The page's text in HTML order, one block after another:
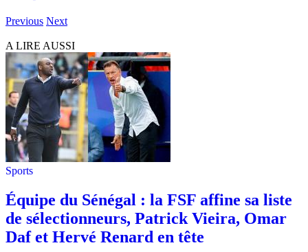
Previous Next
A LIRE AUSSI
Sports
Équipe du Sénégal : la FSF affine sa liste
de sélectionneurs, Patrick Vieira, Omar
Daf et Hervé Renard en tête